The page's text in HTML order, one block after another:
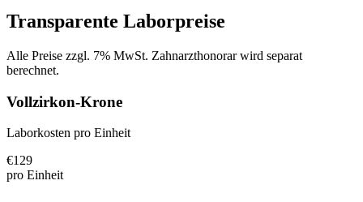
Transparente Laborpreise
Alle Preise zzgl. 7% MwSt. Zahnarzthonorar wird separat
berechnet.
Vollzirkon-Krone
Laborkosten pro Einheit
€129
pro Einheit